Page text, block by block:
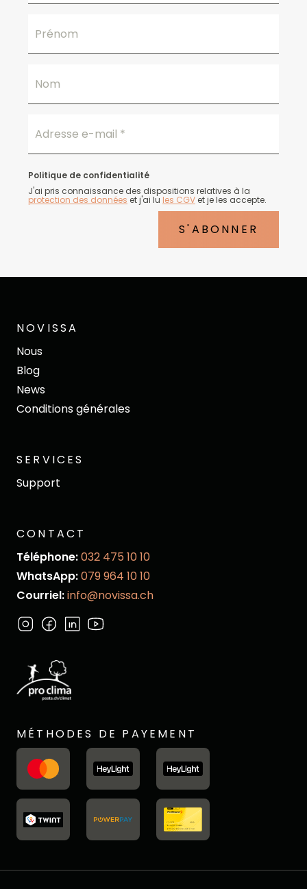
Prénom
Nom
Adresse e-mail *
Politique de confidentialité
J'ai pris connaissance des dispositions relatives à la
protection des données et j'ai lu les CGV et je les accepte.
S'ABONNER
NOVISSA
Nous
Blog
News
Conditions générales
SERVICES
Support
CONTACT
Téléphone:032 475 10 10
WhatsApp:079 964 10 10
Courriel:info@novissa.ch
MÉTHODES DE PAYEMENT